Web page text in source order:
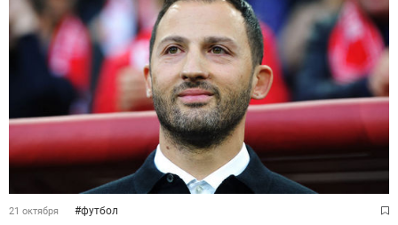
21 октября #футбол